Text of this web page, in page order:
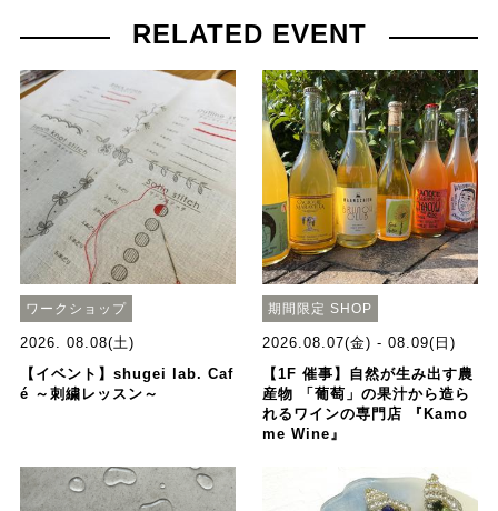
RELATED EVENT
ワークショップ
2026. 08.08(土)
【イベント】shugei lab. Caf
é ～刺繍レッスン～
期間限定 SHOP
2026.08.07(金) - 08.09(日)
【1F 催事】自然が生み出す農
産物 「葡萄」の果汁から造ら
れるワインの専門店 『Kamo
me Wine』